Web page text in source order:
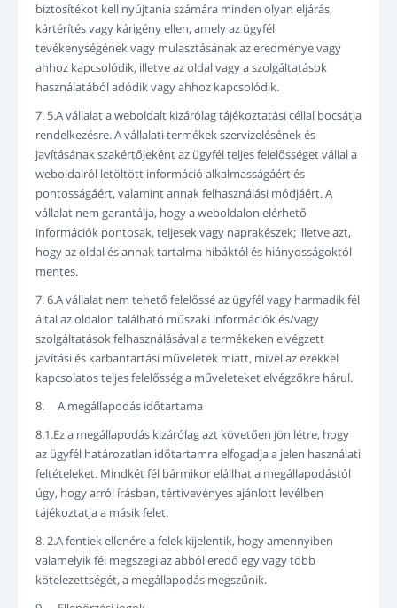
biztosítékot kell nyújtania számára minden olyan eljárás,
kártérítés vagy kárigény ellen, amely az ügyfél
tevékenységének vagy mulasztásának az eredménye vagy
ahhoz kapcsolódik, illetve az oldal vagy a szolgáltatások
használatából adódik vagy ahhoz kapcsolódik.
7. 5.A vállalat a weboldalt kizárólag tájékoztatási céllal bocsátja
rendelkezésre. A vállalati termékek szervizelésének és
javításának szakértőjeként az ügyfél teljes felelősséget vállal a
weboldalról letöltött információ alkalmasságáért és
pontosságáért, valamint annak felhasználási módjáért. A
vállalat nem garantálja, hogy a weboldalon elérhető
információk pontosak, teljesek vagy naprakészek; illetve azt,
hogy az oldal és annak tartalma hibáktól és hiányosságoktól
mentes.
7. 6.A vállalat nem tehető felelőssé az ügyfél vagy harmadik fél
által az oldalon található műszaki információk és/vagy
szolgáltatások felhasználásával a termékeken elvégzett
javítási és karbantartási műveletek miatt, mivel az ezekkel
kapcsolatos teljes felelősség a műveleteket elvégzőkre hárul.
8. A megállapodás időtartama
8.1.Ez a megállapodás kizárólag azt követően jön létre, hogy
az ügyfél határozatlan időtartamra elfogadja a jelen használati
feltételeket. Mindkét fél bármikor elállhat a megállapodástól
úgy, hogy arról írásban, tértivevényes ajánlott levélben
tájékoztatja a másik felet.
8. 2.A fentiek ellenére a felek kijelentik, hogy amennyiben
valamelyik fél megszegi az abból eredő egy vagy több
kötelezettségét, a megállapodás megszűnik.